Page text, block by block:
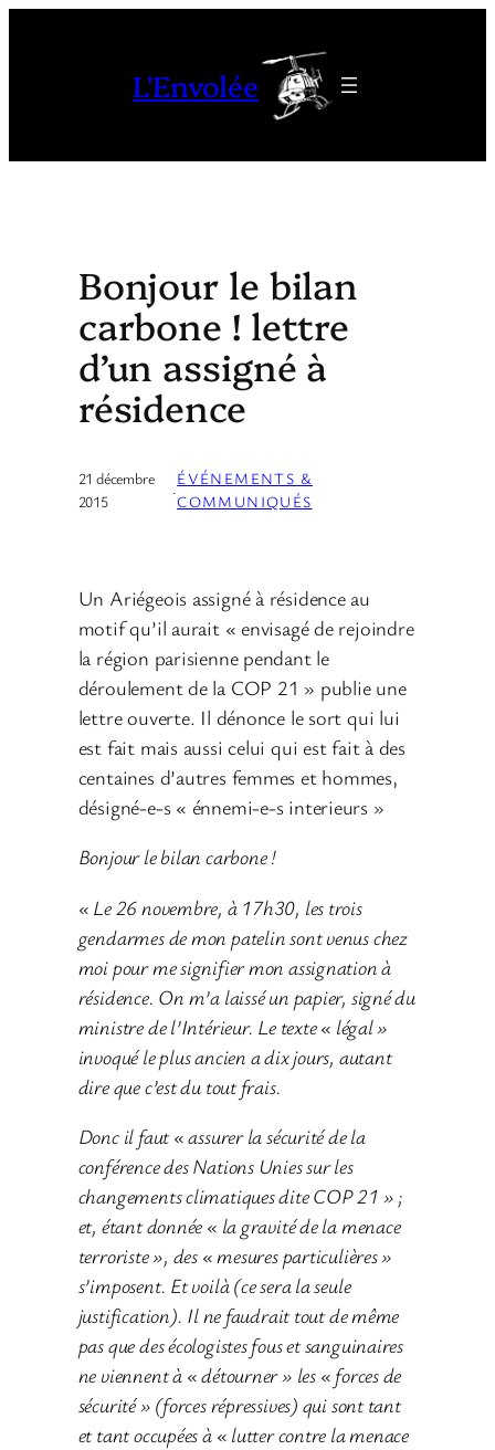
L'Envolée
Bonjour le bilan
carbone ! lettre
d’un assigné à
résidence
21 décembre
2015
·
ÉVÉNEMENTS &
COMMUNIQUÉS
Un Ariégeois assigné à résidence au
motif qu’il aurait « envisagé de rejoindre
la région parisienne pendant le
déroulement de la COP 21 » publie une
lettre ouverte. Il dénonce le sort qui lui
est fait mais aussi celui qui est fait à des
centaines d’autres femmes et hommes,
désigné-e-s « énnemi-e-s interieurs »
Bonjour le bilan carbone !
« Le 26 novembre, à 17h30, les trois
gendarmes de mon patelin sont venus chez
moi pour me signifier mon assignation à
résidence. On m’a laissé un papier, signé du
ministre de l’Intérieur. Le texte « légal »
invoqué le plus ancien a dix jours, autant
dire que c’est du tout frais.
Donc il faut « assurer la sécurité de la
conférence des Nations Unies sur les
changements climatiques dite COP 21 » ;
et, étant donnée « la gravité de la menace
terroriste », des « mesures particulières »
s’imposent. Et voilà (ce sera la seule
justification). Il ne faudrait tout de même
pas que des écologistes fous et sanguinaires
ne viennent à « détourner » les « forces de
sécurité » (forces répressives) qui sont tant
et tant occupées à « lutter contre la menace